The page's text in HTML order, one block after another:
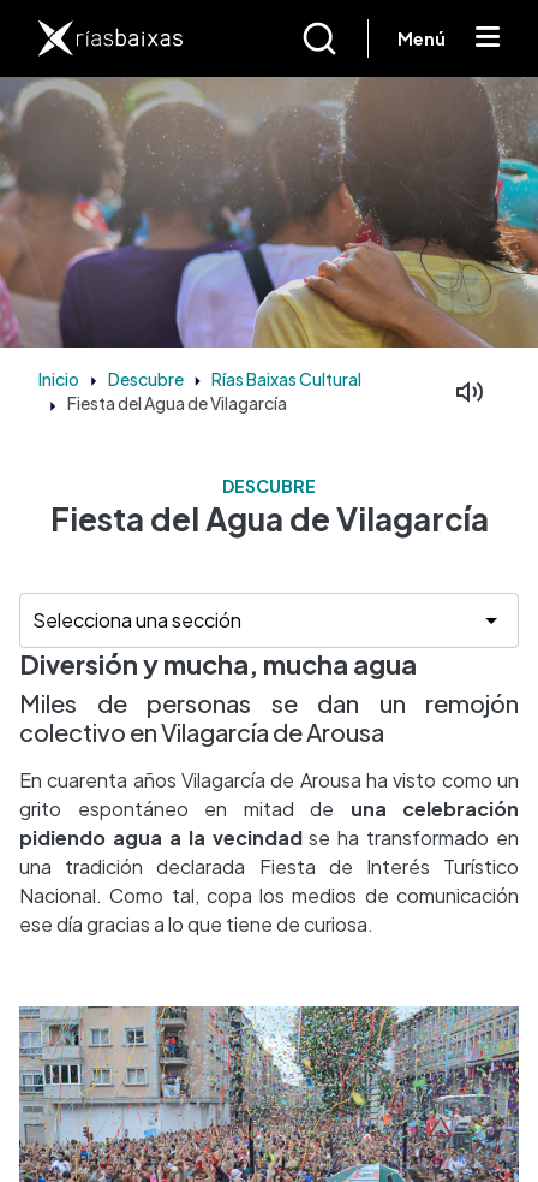
Menú
Inicio Descubre Rías Baixas Cultural
Fiesta del Agua de Vilagarcía
DESCUBRE
Fiesta del Agua de Vilagarcía
Diversión y mucha, mucha agua
Miles de personas se dan un remojón
colectivo en Vilagarcía de Arousa
En cuarenta años Vilagarcía de Arousa ha visto como un
grito espontáneo en mitad de una celebración
pidiendo agua a la vecindadse ha transformado en
una tradición declarada Fiesta de Interés Turístico
Nacional. Como tal, copa los medios de comunicación
ese día gracias a lo que tiene de curiosa.